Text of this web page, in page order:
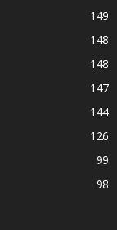
149
148
148
147
144
126
99
98